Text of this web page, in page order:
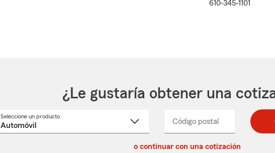
610-345-1101
¿Le gustaría obtener una
Seleccione un productoSeleccione
Código postal
postal
postal
_____
o continuar con una cotización